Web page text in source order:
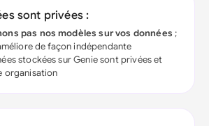
sont privées :
pas nos modèles sur vos données ;
de façon indépendante
stockées sur Genie sont privées et
organisation